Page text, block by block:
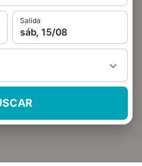
Salida
sáb, 15/08